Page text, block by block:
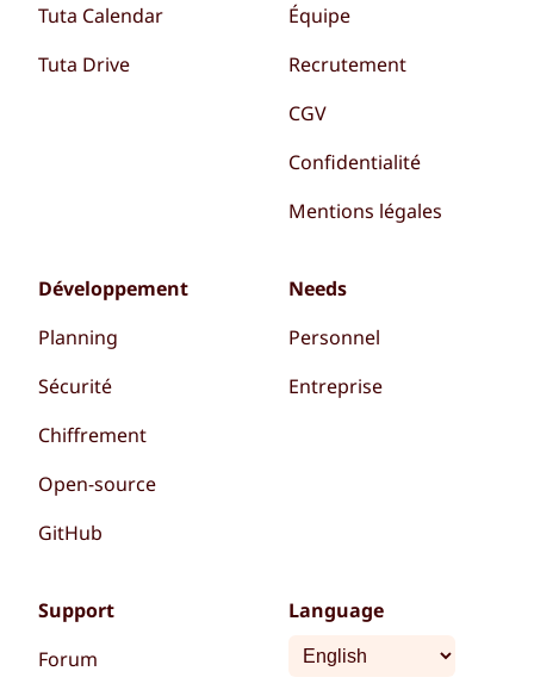
Tuta Calendar
Tuta Drive
Équipe
Recrutement
CGV
Confidentialité
Mentions légales
Développement
Planning
Sécurité
Chiffrement
Open-source
GitHub
Needs
Personnel
Entreprise
Support
Forum
Language